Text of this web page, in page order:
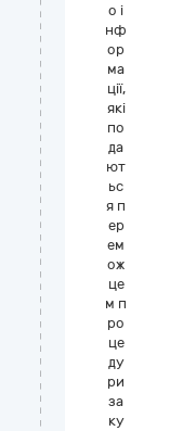
о і
нф
ор
ма
ції,
які
по
да
ют
ьс
я п
ер
ем
ож
це
м п
ро
це
ду
ри
за
ку